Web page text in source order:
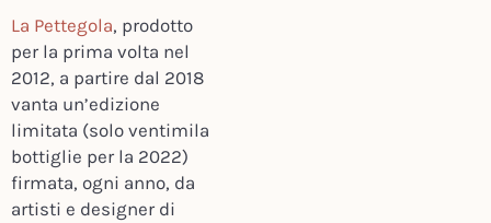
La Pettegola, prodotto
per la prima volta nel
2012, a partire dal 2018
vanta un’edizione
limitata (solo ventimila
bottiglie per la 2022)
firmata, ogni anno, da
artisti e designer di